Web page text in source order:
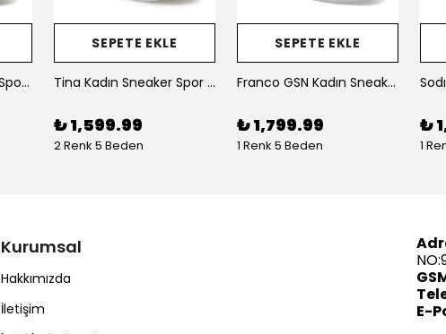
Linda Kadın Sneaker Spor Ayakkabı
SEPETE EKLE
Tina Kadın Sneaker Spor Ayakkabı
₺ 1,599.99
2 Renk 5 Beden
SEPETE EKLE
Franco GSN Kadın Sneaker Spor Ayakkabı
₺ 1,799.99
1 Renk 5 Beden
₺
1
Kurumsal
Hakkımızda
İletişim
E-